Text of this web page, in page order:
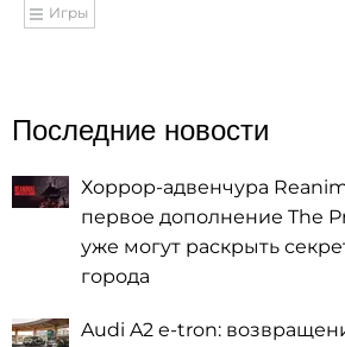
Игры
Последние новости
Хоррор-адвенчура
первое дополнение The
уже могут раскрыть
города
Audi A2 e-tron: